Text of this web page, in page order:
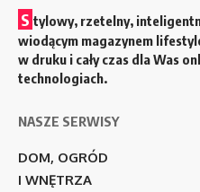
S tylowy, rzetelny,
wiodącym magazynem
w druku i cały czas dla Was
technologiach.
NASZE SERWISY
DOM, OGRÓD
I WNĘTRZA